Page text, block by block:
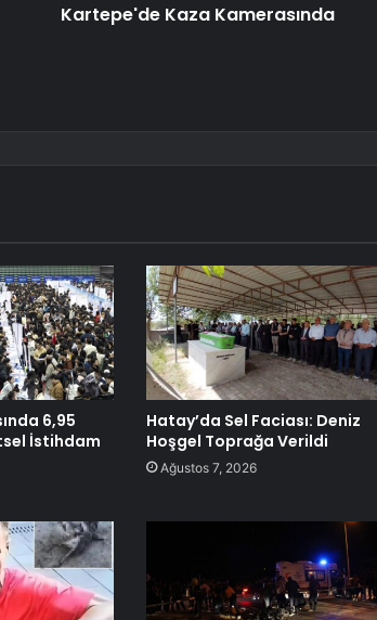
Kartepe'de Kaza Kamerasında
6,95
İstihdam
Hatay’da Sel Faciası: Deniz
Hoşgel Toprağa Verildi
Ağustos 7, 2026